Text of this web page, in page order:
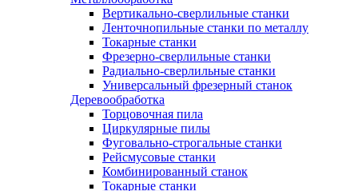
Вертикально-сверлильные станки
Ленточнопильные станки по металлу
Токарные станки
Фрезерно-сверлильные станки
Радиально-сверлильные станки
Универсальный фрезерный станок
Деревообработка
Торцовочная пила
Циркулярные пилы
Фуговально-строгальные станки
Рейсмусовые станки
Комбинированный станок
Токарные станки